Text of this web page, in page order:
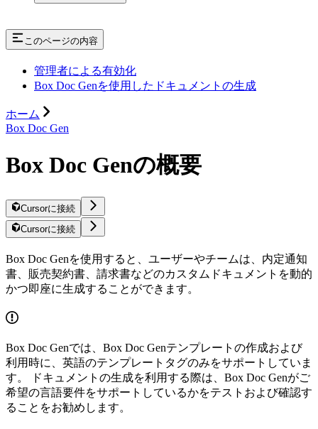
このページの内容
管理者による有効化
Box Doc Genを使用したドキュメントの生成
ホーム
Box Doc Gen
Box Doc Genの概要
Cursorに接続
Cursorに接続
Box Doc Genを使用すると、ユーザーやチームは、内定通知
書、販売契約書、請求書などのカスタムドキュメントを動的
かつ即座に生成することができます。
Box Doc Genでは、Box Doc Genテンプレートの作成および
利用時に、英語のテンプレートタグのみをサポートしていま
す。 ドキュメントの生成を利用する際は、Box Doc Genがご
希望の言語要件をサポートしているかをテストおよび確認す
ることをお勧めします。